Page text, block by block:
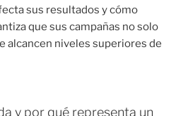
sus resultados y cómo
que sus campañas no solo
alcancen niveles superiores de
y por qué representa un